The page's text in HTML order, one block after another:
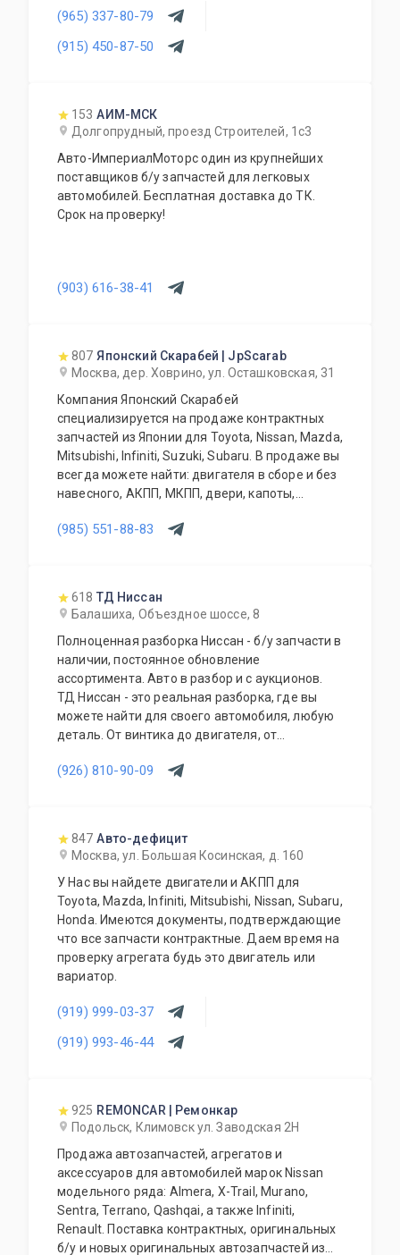
(965) 337-80-79
(915) 450-87-50
153 АИМ-МСК
Долгопрудный, проезд Строителей, 1с3
Авто-ИмпериалМоторс один из крупнейших
поставщиков б/у запчастей для легковых
автомобилей. Бесплатная доставка до ТК.
Срок на проверку!
(903) 616-38-41
807 Японский Скарабей | JpScarab
Москва, дер. Ховрино, ул. Осташковская, 31
Компания Японский Скарабей
специализируется на продаже контрактных
запчастей из Японии для Toyota, Nissan, Mazda,
Mitsubishi, Infiniti, Suzuki, Subaru. В продаже вы
всегда можете найти: двигателя в сборе и без
навесного, АКПП, МКПП, двери, капоты,
двери, фары, фонари, телевизоры, радиаторы,
осуществляем доставку по Москве и
Московской области, транспортной компанией
по России и доставку до транспортной
компании.
(985) 551-88-83
618 ТД Ниссан
Балашиха, Объездное шоссе, 8
Полноценная разборка Ниссан - б/у запчасти в
наличии, постоянное обновление
ассортимента. Авто в разбор и с аукционов.
ТД Ниссан - это реальная разборка, где вы
можете найти для своего автомобиля, любую
деталь. От винтика до двигателя, от
одной фишки до целой проводки. Наши
(926) 810-90-09
847 Авто-дефицит
Москва, ул. Большая Косинская, д. 160
У Нас вы найдете двигатели и АКПП для
Toyota, Mazda, Infiniti, Mitsubishi, Nissan, Subaru,
Honda. Имеются документы, подтверждающие
что все запчасти контрактные. Даем время на
проверку агрегата будь это двигатель или
вариатор.
(919) 999-03-37
(919) 993-46-44
925 REMONCAR | Ремонкар
Подольск, Климовск ул. Заводская 2Н
Продажа автозапчастей, агрегатов и
аксессуаров для автомобилей марок Nissan
модельного ряда: Almera, X-Trail, Murano,
Sentra, Terrano, Qashqai, а также Infiniti,
Renault. Поставка контрактных, оригинальных
б/у и новых оригинальных автозапчастей из